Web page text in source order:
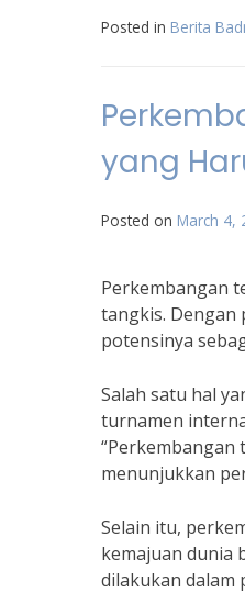
Posted in Berita
yang
Posted on March 4,
Perkembangan
tangkis. Dengan
potensinya
Salah satu hal
turnamen
“Perkembangan
menunjukkan
Selain itu,
kemajuan dunia
dilakukan dalam